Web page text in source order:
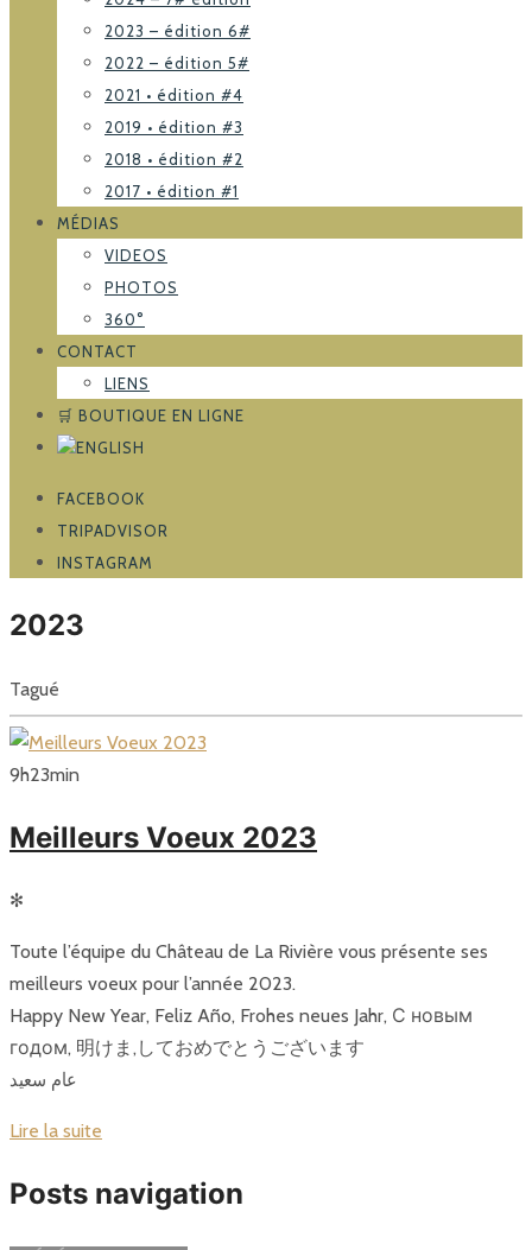
2023 – édition 6#
2022 – édition 5#
2021 • édition #4
2019 • édition #3
2018 • édition #2
2017 • édition #1
MÉDIAS
VIDEOS
PHOTOS
360°
CONTACT
LIENS
🛒 BOUTIQUE EN LIGNE
FACEBOOK
TRIPADVISOR
INSTAGRAM
2023
Tagué
9h23min
Meilleurs Voeux 2023
✻
Toute l’équipe du Château de La Rivière vous présente ses
meilleurs voeux pour l’année 2023.
Happy New Year, Feliz Año, Frohes neues Jahr, С новым
годом, 明けま,しておめでとうございます
عام سعيد
Lire la suite
Posts navigation